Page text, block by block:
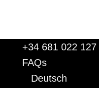
+34 681 022 127
FAQs
Deutsch